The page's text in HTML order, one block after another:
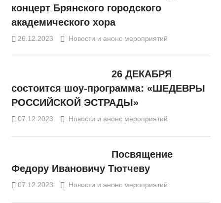
концерт Брянского городского
академического хора
26.12.2023 DragoonEvil
Новости и анонс мероприятий
26 ДЕКАБРЯ
состоится шоу-программа: «ШЕДЕВРЫ
РОССИЙСКОЙ ЭСТРАДЫ»
07.12.2023 DragoonEvil
Новости и анонс мероприятий
Посвящение
Федору Ивановичу Тютчеву
07.12.2023 DragoonEvil
Новости и анонс мероприятий